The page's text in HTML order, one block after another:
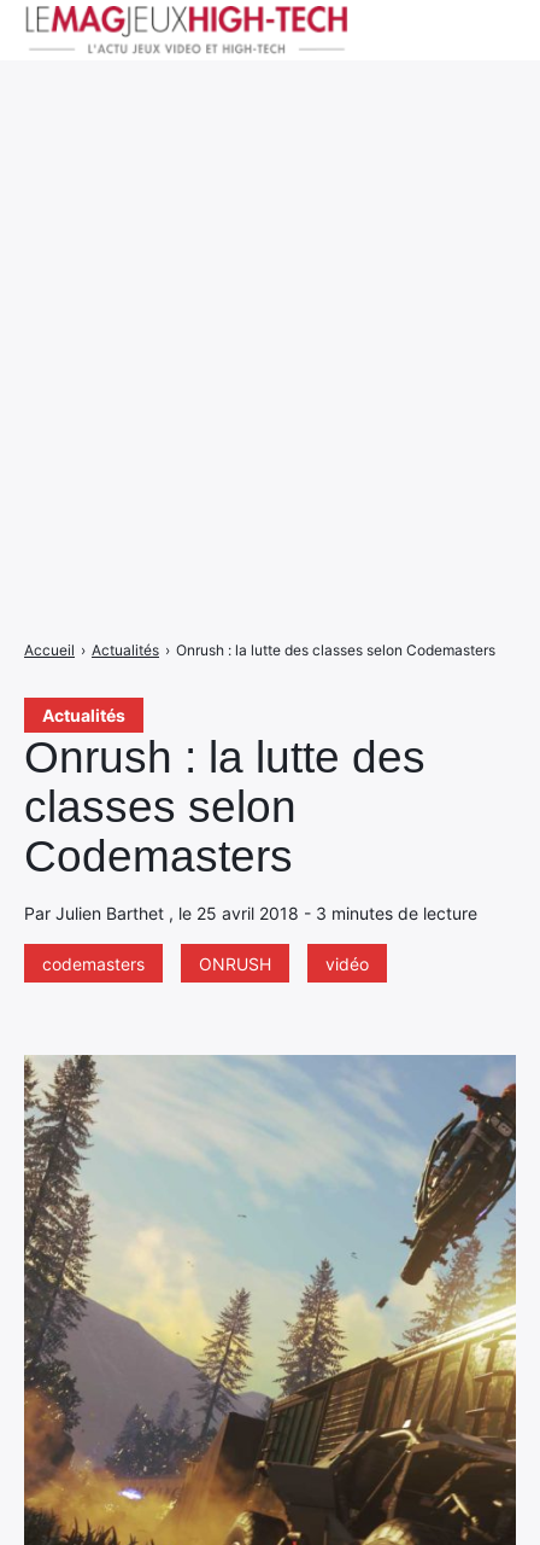
Actualités
Onrush : la lutte des
classes selon
Codemasters
Par Julien Barthet , le 25 avril 2018 - 3 minutes de lecture
codemasters ONRUSH vidéo
Accueil › Actualités › Onrush : la lutte des classes selon Codemasters